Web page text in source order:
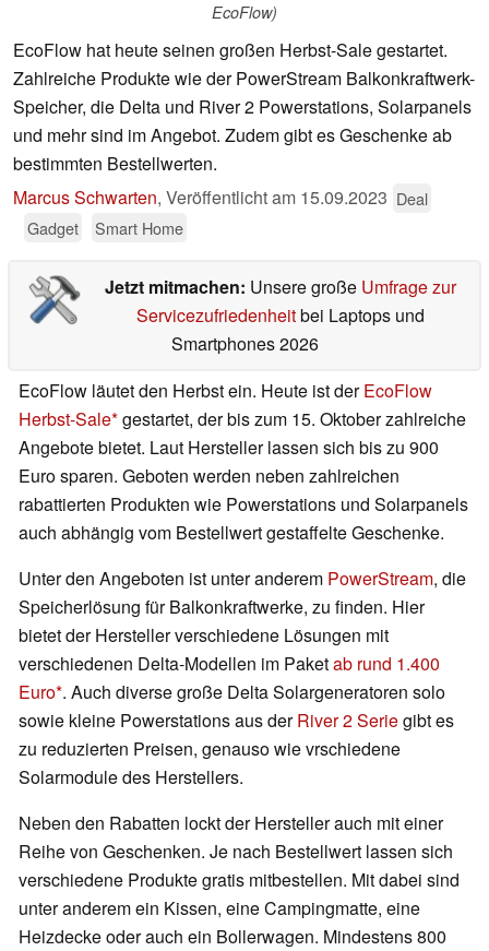
EcoFlow)
EcoFlow hat heute seinen großen Herbst-Sale gestartet.
Zahlreiche Produkte wie der PowerStream Balkonkraftwerk-
Speicher, die Delta und River 2 Powerstations, Solarpanels
und mehr sind im Angebot. Zudem gibt es Geschenke ab
bestimmten Bestellwerten.
Marcus Schwarten, Veröffentlicht am 15.09.2023 Deal
Gadget
Smart Home
Jetzt mitmachen: Unsere große Umfrage zur
Servicezufriedenheitbei Laptops und
Smartphones 2026
EcoFlow läutet den Herbst ein. Heute ist derEcoFlow
Herbst-Sale gestartet, der bis zum 15. Oktober zahlreiche
Angebote bietet. Laut Hersteller lassen sich bis zu 900
Euro sparen. Geboten werden neben zahlreichen
rabattierten Produkten wie Powerstations und Solarpanels
auch abhängig vom Bestellwert gestaffelte Geschenke.
Unter den Angeboten ist unter anderem PowerStream, die
Speicherlösung für Balkonkraftwerke, zu finden. Hier
bietet der Hersteller verschiedene Lösungen mit
verschiedenen Delta-Modellen im Paketab rund 1.400
Euro . Auch diverse große Delta Solargeneratoren solo
sowie kleine Powerstations aus derRiver 2 Seriegibt es
zu reduzierten Preisen, genauso wie vrschiedene
Solarmodule des Herstellers.
Neben den Rabatten lockt der Hersteller auch mit einer
Reihe von Geschenken. Je nach Bestellwert lassen sich
verschiedene Produkte gratis mitbestellen. Mit dabei sind
unter anderem ein Kissen, eine Campingmatte, eine
Heizdecke oder auch ein Bollerwagen. Mindestens 800